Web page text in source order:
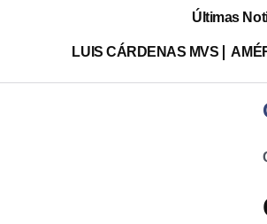
Últimas
LUIS CÁRDENAS MVS